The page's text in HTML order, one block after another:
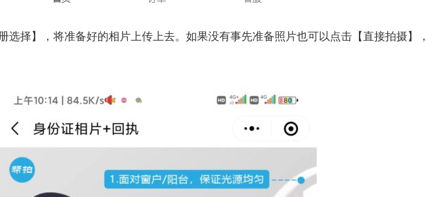
选择】，将准备好的相片上传上去。如果没有事先准备照片也可以点击【直接拍摄】